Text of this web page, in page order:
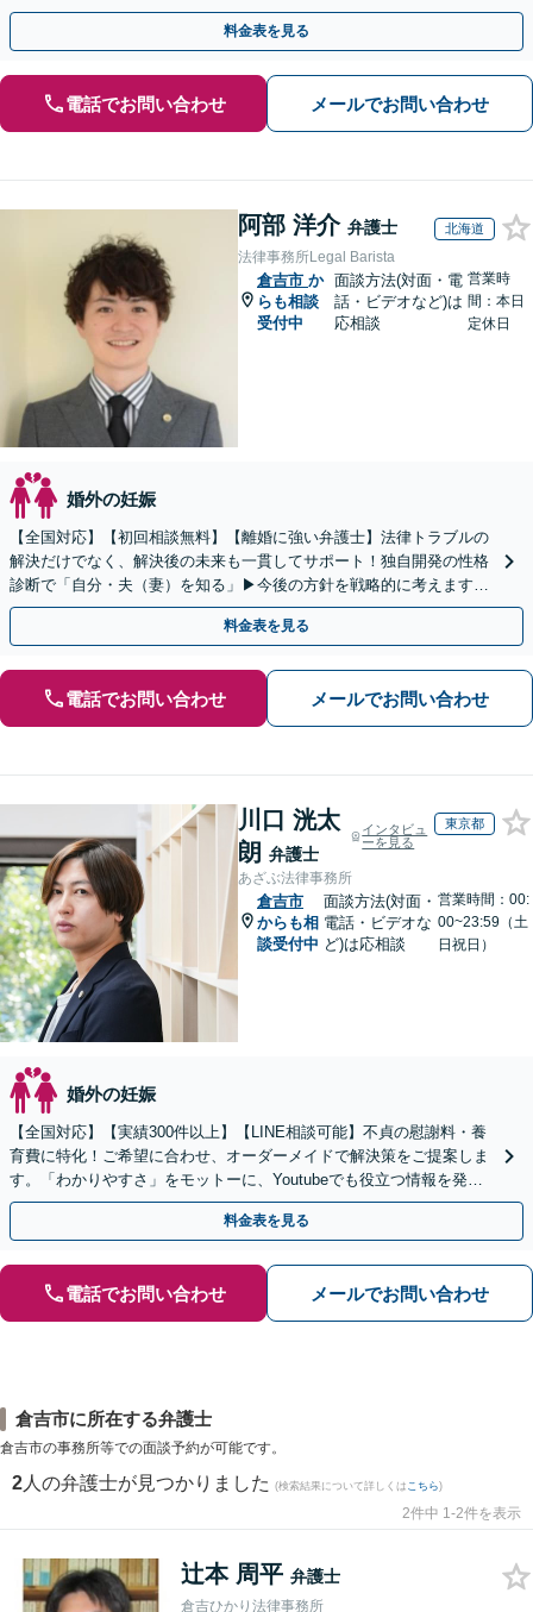
手金の返還保証もありますので安心してご相談ください。
料金表を見る
電話でお問い合わせ メールでお問い合わせ
阿部 洋介 弁護士 北海道
法律事務所Legal Barista
倉吉市 か
らも相談
受付中
面談方法(対面・電
話・ビデオなど)は
応相談
営業時
間：本日
定休日
婚外の妊娠
【全国対応】【初回相談無料】【離婚に強い弁護士】法律トラブルの
解決だけでなく、解決後の未来も一貫してサポート！独自開発の性格
診断で「自分・夫（妻）を知る」▶︎今後の方針を戦略的に考えます！
【休日夜間／オンライン相談OK】
料金表を見る
電話でお問い合わせ メールでお問い合わせ
川口 洸太
朗 弁護士
インタビュ
ーを見る
東京都
あざぶ法律事務所
倉吉市
からも相
談受付中
面談方法(対面・
電話・ビデオな
ど)は応相談
営業時間：00:
00~23:59（土
日祝日）
婚外の妊娠
【全国対応】【実績300件以上】【LINE相談可能】不貞の慰謝料・養
育費に特化！ご希望に合わせ、オーダーメイドで解決策をご提案しま
す。「わかりやすさ」をモットーに、Youtubeでも役立つ情報を発信
中【初回相談無料】【土日対応可】
料金表を見る
電話でお問い合わせ メールでお問い合わせ
倉吉市に所在する弁護士
倉吉市の事務所等での面談予約が可能です。
2 人の弁護士が見つかりました (検索結果について詳しくは こちら)
2件中 1-2件を表示
辻本 周平 弁護士
倉吉ひかり法律事務所